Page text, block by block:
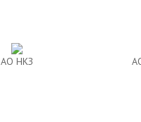
АО НКЗ